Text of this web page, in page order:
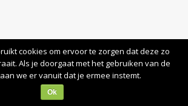
cookies om ervoor te zorgen dat deze zo
Als je doorgaat met het gebruiken van de
we er vanuit dat je ermee instemt.
Ok